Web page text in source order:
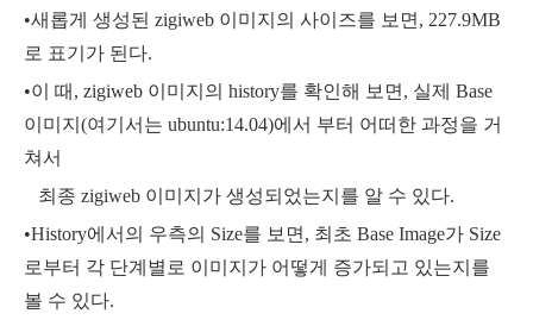
•새롭게 생성된 zigiweb 이미지의 사이즈를 보면, 227.9MB
로 표기가 된다.
•이 때, zigiweb 이미지의 history를 확인해 보면, 실제 Base
이미지(여기서는 ubuntu:14.04)에서 부터 어떠한 과정을 거
쳐서
최종 zigiweb 이미지가 생성되었는지를 알 수 있다.
•History에서의 우측의 Size를 보면, 최초 Base Image가 Size
로부터 각 단계별로 이미지가 어떻게 증가되고 있는지를
볼 수 있다.